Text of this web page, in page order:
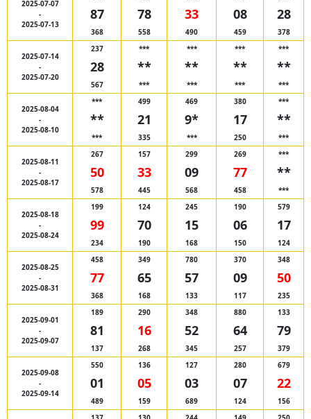
2025-07-07
-
2025-07-13
87
368
78
558
33
490
08
459
28
378
2025-07-14
-
2025-07-20
237
28
567
***
**
***
***
**
***
***
**
***
***
**
***
2025-08-04
-
2025-08-10
***
**
***
499
21
335
469
9*
***
380
17
250
***
**
***
2025-08-11
-
2025-08-17
267
50
578
157
33
445
299
09
568
269
77
458
***
**
***
2025-08-18
-
2025-08-24
199
99
234
124
70
190
245
15
168
190
06
150
579
17
124
2025-08-25
-
2025-08-31
458
77
368
349
65
168
780
57
133
370
09
117
348
50
235
2025-09-01
-
2025-09-07
189
81
137
290
16
268
348
52
345
880
64
257
133
79
379
2025-09-08
-
2025-09-14
550
01
489
136
05
159
127
03
689
280
07
124
679
22
156